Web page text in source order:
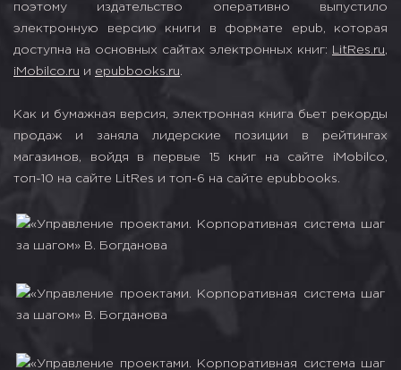
поэтому издательство оперативно выпустило
электронную версию книги в формате epub, которая
доступна на основных сайтах электронных книг:
LitRes.ru
iMobilco.ru и epubbooks.ru
Как и бумажная версия, электронная книга бьет рекорды
продаж и заняла лидерские позиции в рейтингах
магазинов, войдя в первые 15 книг на сайте iMobilco,
топ-10 на сайте LitRes и топ-6 на сайте epubbooks.